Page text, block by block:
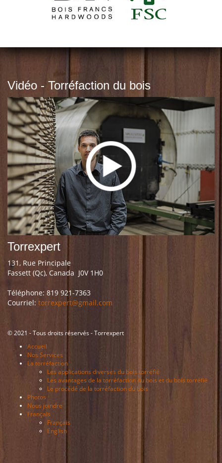
Vidéo - Torréfaction du bois
Torrexpert
131, Rue Principale
Fassett (Qc), Canada J0V 1H0
Téléphone: 819 921-7363
Courriel: torrexpert@gmail.com
© 2021 - Tous droits réservés - Torrexpert
Accueil
Nos Services
La torréfaction
Les applications diverses du bois torréfié
Les avantages de la torréfaction du bois et du bois torréfié
Le procédé de la torréfaction du bois
Photos
Nous joindre
Français
Français
English